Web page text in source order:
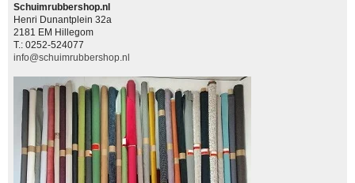
Schuimrubbershop.nl
Henri Dunantplein 32a
2181 EM Hillegom
T.: 0252-524077
info@schuimrubbershop.nl